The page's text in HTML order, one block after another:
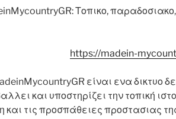
Τοπικο,
https://madein-
είναι ενα δικτυο
και υποστηρίζει την τοπική
και τις προσπάθειες προστασιας